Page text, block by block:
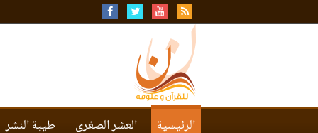
الرئيسية العشر الصغرى طيبة النشر